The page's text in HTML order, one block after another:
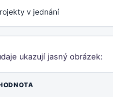
v jednání
ukazují jasný obrázek: